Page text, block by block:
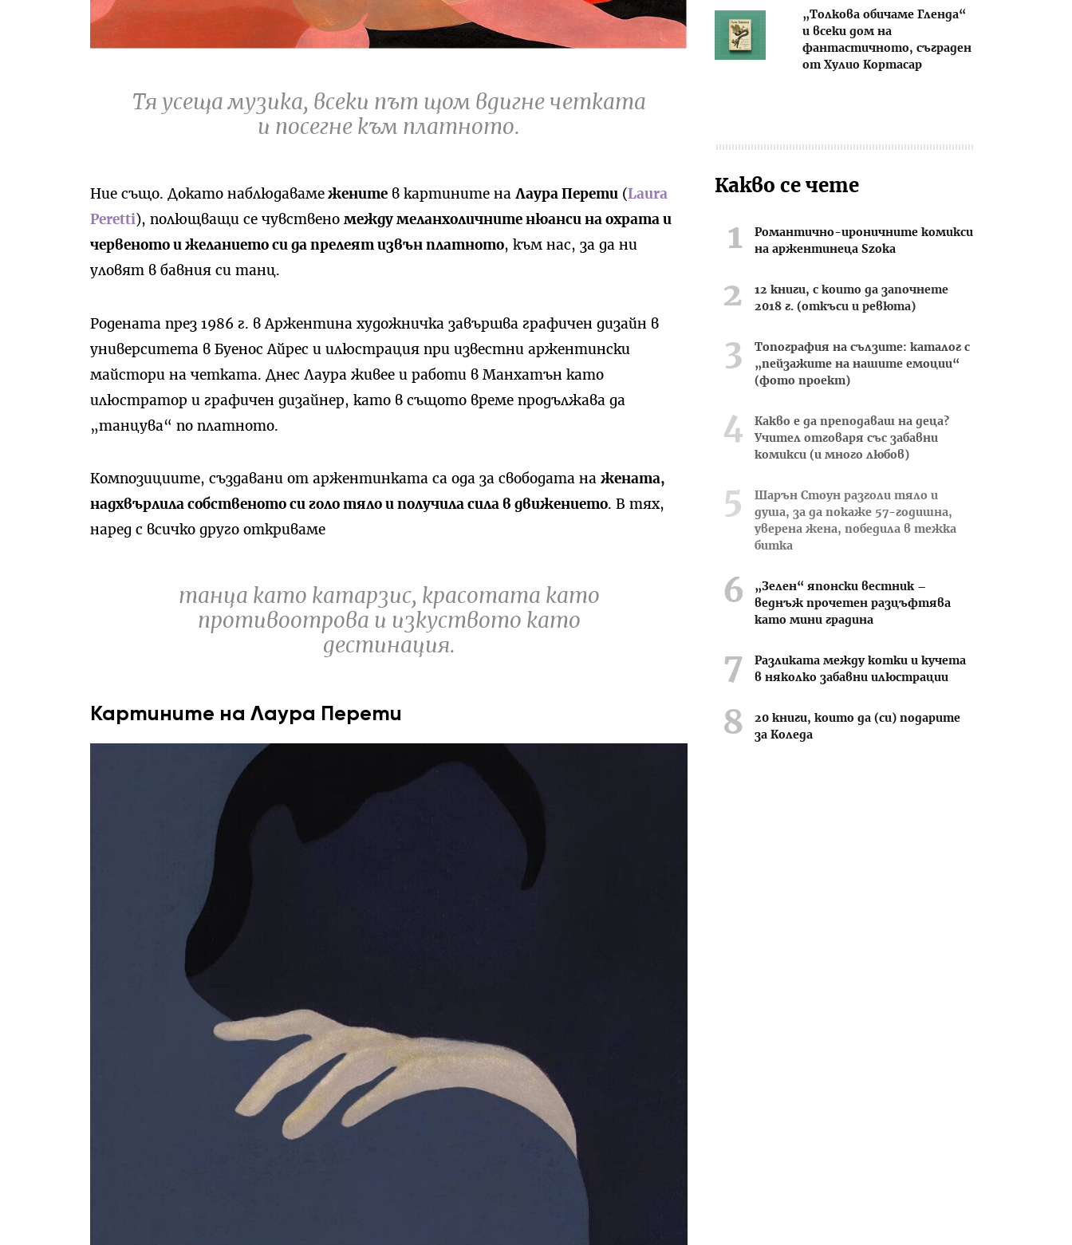
Тя усеща музика, всеки път щом вдигне четката
и посегне към платното.
Ние също. Докато наблюдаваме жените в картините на Лаура Перети ( Laura
Peretti), полющващи се чувствено между меланхоличните нюанси на охрата и
червеното и желанието си да прелеят извън платното, към нас, за да ни
уловят в бавния си танц.
Родената през 1986 г. в Аржентина художничка завършва графичен дизайн в
университета в Буенос Айрес и илюстрация при известни аржентински
майстори на четката. Днес Лаура живее и работи в Манхатън като
илюстратор и графичен дизайнер, като в същото време продължава да
„танцува“ по платното.
Композициите, създавани от аржентинката са ода за свободата на жената,
надхвърлила собственото си голо тяло и получила сила в движението. В тях,
наред с всичко друго откриваме
танца като катарзис, красотата като
противоотрова и изкуството като
дестинация.
Картините на Лаура Перети
„Толкова обичаме Гленда“
и всеки дом на
фантастичното, съграден
от Хулио Кортасар
Какво се чете
Романтично-ироничните комикси
на аржентинеца Szoka
12 книги, с които да започнете
2018 г. (откъси и ревюта)
Топография на сълзите: каталог с
„пейзажите на нашите емоции“
(фото проект)
Какво е да преподаваш на деца?
Учител отговаря със забавни
комикси (и много любов)
Шарън Стоун разголи тяло и
душа, за да покаже 57-годишна,
уверена жена, победила в тежка
битка
„Зелен“ японски вестник –
веднъж прочетен разцъфтява
като мини градина
Разликата между котки и кучета
в няколко забавни илюстрации
20 книги, които да (си) подарите
за Коледа